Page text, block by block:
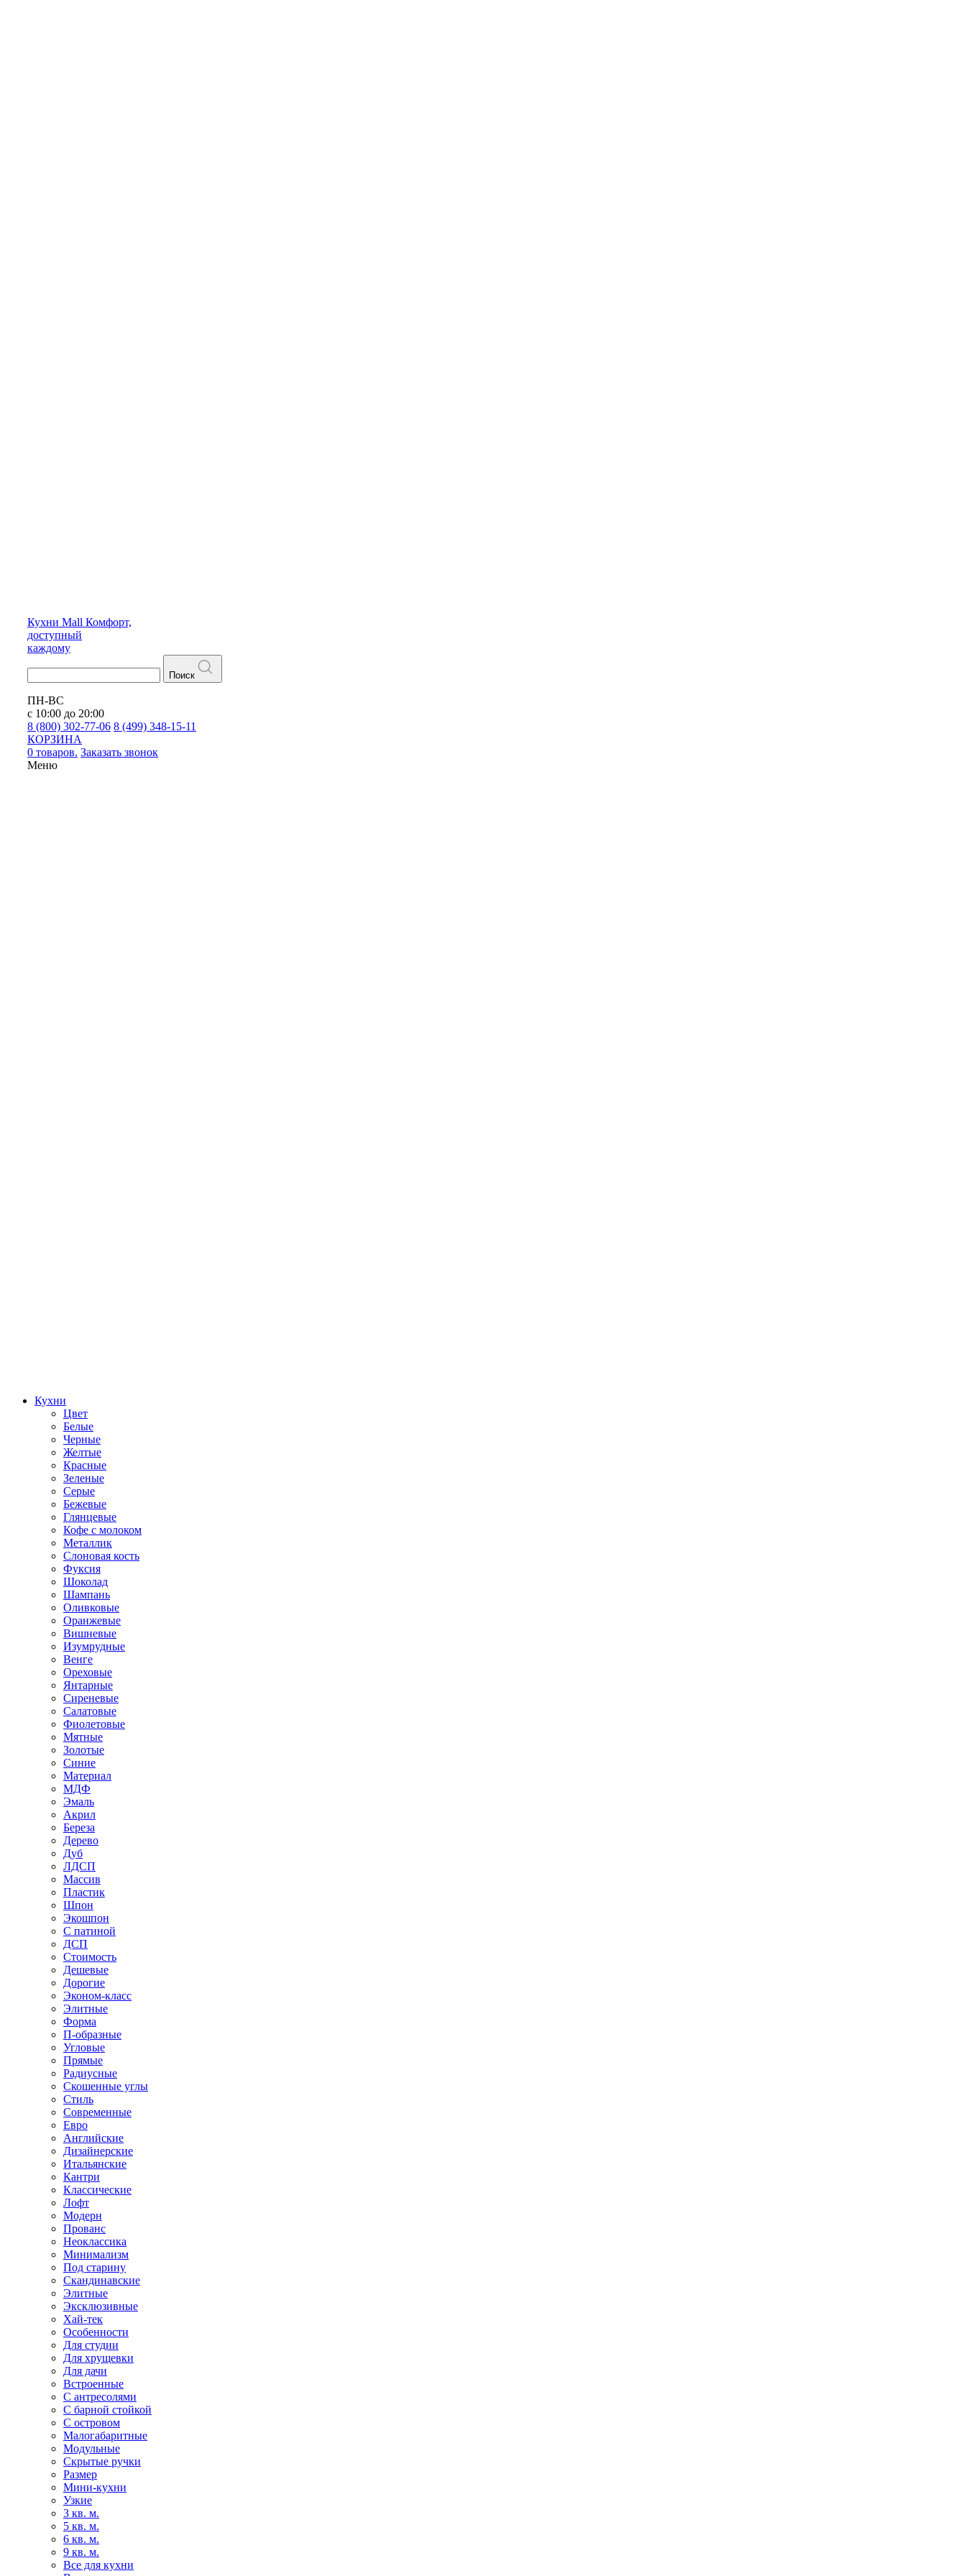
Кухни Mall Комфорт,
доступный
каждому
Поиск
ПН-ВС
с 10:00 до 20:00
8 (800) 302-77-06 8 (499) 348-15-11
КОРЗИНА
0 товаров. Заказать звонок
Меню
Кухни
Цвет
Белые
Черные
Желтые
Красные
Зеленые
Серые
Бежевые
Глянцевые
Кофе с молоком
Металлик
Слоновая кость
Фуксия
Шоколад
Шампань
Оливковые
Оранжевые
Вишневые
Изумрудные
Венге
Ореховые
Янтарные
Сиреневые
Салатовые
Фиолетовые
Мятные
Золотые
Синие
Материал
МДФ
Эмаль
Акрил
Береза
Дерево
Дуб
ЛДСП
Массив
Пластик
Шпон
Экошпон
С патиной
ДСП
Стоимость
Дешевые
Дорогие
Эконом-класс
Элитные
Форма
П-образные
Угловые
Прямые
Радиусные
Скошенные углы
Стиль
Современные
Евро
Английские
Дизайнерские
Итальянские
Кантри
Классические
Лофт
Модерн
Прованс
Неоклассика
Минимализм
Под старину
Скандинавские
Элитные
Эксклюзивные
Хай-тек
Особенности
Для студии
Для хрущевки
Для дачи
Встроенные
С антресолями
С барной стойкой
С островом
Малогабаритные
Модульные
Скрытые ручки
Размер
Мини-кухни
Узкие
3 кв. м.
5 кв. м.
6 кв. м.
9 кв. м.
Все для кухни